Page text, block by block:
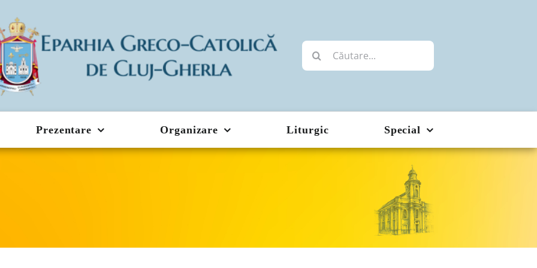
Cautare...
Prezentare Organizare Liturgic Special